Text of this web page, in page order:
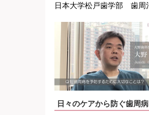
日々のケアから防ぐ歯周病